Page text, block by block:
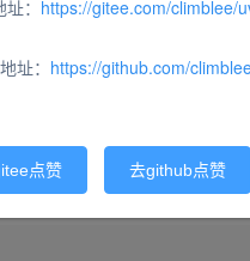
App（nvue） H5 小
： https://gitee.com/climblee/
址： https://github.com/
点赞 去github点赞